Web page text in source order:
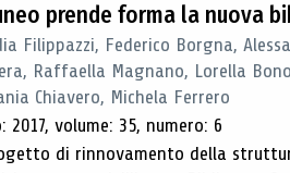
prende forma la nuova
Filippazzi, Federico Borgna,
Raffaella Magnano, Lorella
Chiavero, Michela Ferrero
2017, volume: 35, numero: 6
di rinnovamento della